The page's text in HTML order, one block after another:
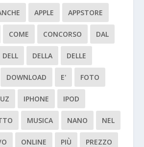
APPLE APPSTORE
COME CONCORSO DAL
DELL DELLA DELLE
DOWNLOAD E' FOTO
IPHONE IPOD
MUSICA NANO NEL
ONLINE PIÙ PREZZO